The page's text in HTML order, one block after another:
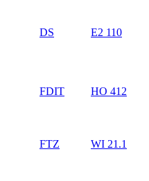
DS E2 110
FDIT HO 412
FTZ WI 21.1